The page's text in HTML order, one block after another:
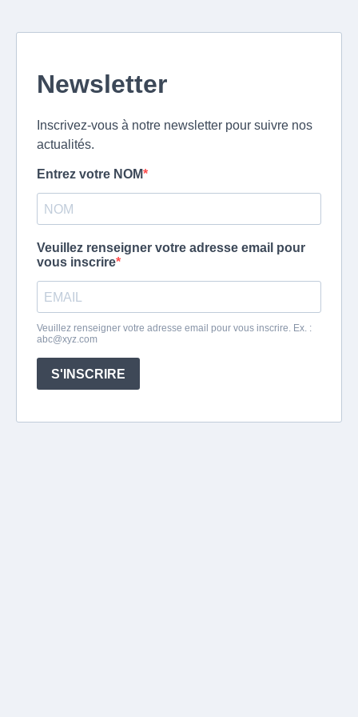
Newsletter
Inscrivez-vous à notre newsletter pour suivre nos
actualités.
Entrez votre NOM
Veuillez renseigner votre adresse email pour
vous inscrire
Veuillez renseigner votre adresse email pour vous inscrire. Ex. :
abc@xyz.com
S'INSCRIRE